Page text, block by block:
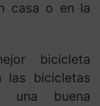
casa o en la
bicicleta
las bicicletas
una buena